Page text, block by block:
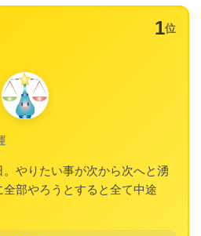
1位
やりたい事が次から次へと湧
部やろうとすると全て中途